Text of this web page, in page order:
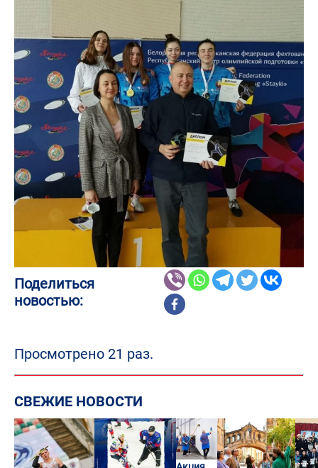
Поделиться
новостью:
Просмотрено 21 раз.
СВЕЖИЕ НОВОСТИ